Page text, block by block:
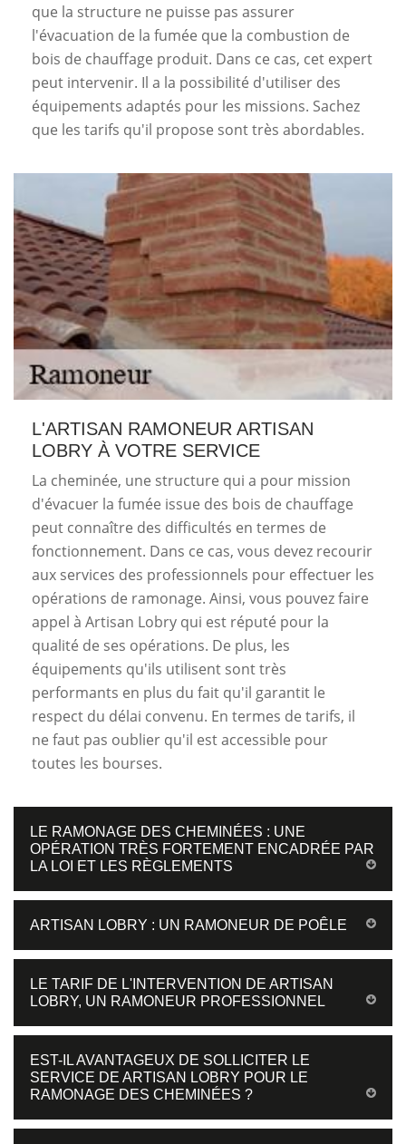
que la structure ne puisse pas assurer
l'évacuation de la fumée que la combustion de
bois de chauffage produit. Dans ce cas, cet expert
peut intervenir. Il a la possibilité d'utiliser des
équipements adaptés pour les missions. Sachez
que les tarifs qu'il propose sont très abordables.
L'ARTISAN RAMONEUR ARTISAN
LOBRY À VOTRE SERVICE
La cheminée, une structure qui a pour mission
d'évacuer la fumée issue des bois de chauffage
peut connaître des difficultés en termes de
fonctionnement. Dans ce cas, vous devez recourir
aux services des professionnels pour effectuer les
opérations de ramonage. Ainsi, vous pouvez faire
appel à Artisan Lobry qui est réputé pour la
qualité de ses opérations. De plus, les
équipements qu'ils utilisent sont très
performants en plus du fait qu'il garantit le
respect du délai convenu. En termes de tarifs, il
ne faut pas oublier qu'il est accessible pour
toutes les bourses.
LE RAMONAGE DES CHEMINÉES : UNE
OPÉRATION TRÈS FORTEMENT ENCADRÉE PAR
LA LOI ET LES RÈGLEMENTS
ARTISAN LOBRY : UN RAMONEUR DE POÊLE
LE TARIF DE L'INTERVENTION DE ARTISAN
LOBRY, UN RAMONEUR PROFESSIONNEL
EST-IL AVANTAGEUX DE SOLLICITER LE
SERVICE DE ARTISAN LOBRY POUR LE
RAMONAGE DES CHEMINÉES ?